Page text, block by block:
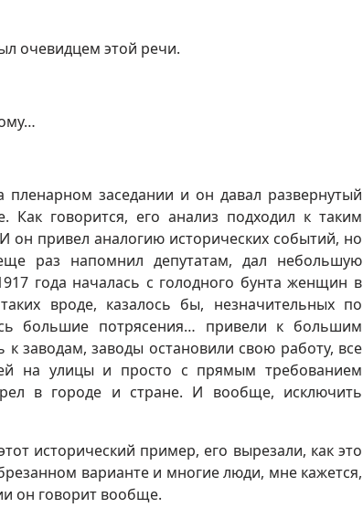
очевидцем этой речи.
заседании и он давал развернутый
Как говорится, его анализ подходил к таким
он привел аналогию исторических событий, но
раз напомнил депутатам, дал небольшую
года началась с голодного бунта женщин в
вроде, казалось бы, незначительных по
большие потрясения… привели к большим
заводам, заводы остановили свою работу, все
на улицы и просто с прямым требованием
в городе и стране. И вообще, исключить
исторический пример, его вырезали, как это
варианте и многие люди, мне кажется,
он говорит вообще.